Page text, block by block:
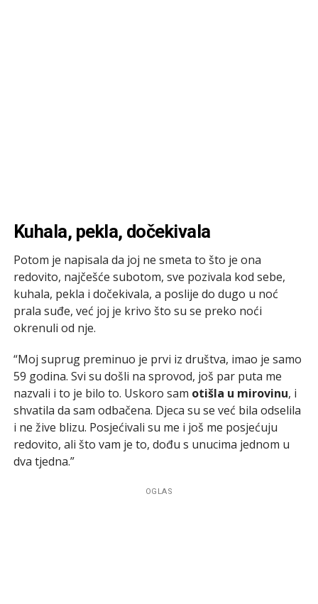
Kuhala, pekla, dočekivala
Potom je napisala da joj ne smeta to što je ona
redovito, najčešće subotom, sve pozivala kod sebe,
kuhala, pekla i dočekivala, a poslije do dugo u noć
prala suđe, već joj je krivo što su se preko noći
okrenuli od nje.
“Moj suprug preminuo je prvi iz društva, imao je samo
59 godina. Svi su došli na sprovod, još par puta me
nazvali i to je bilo to. Uskoro sam otišla u mirovinu, i
shvatila da sam odbačena. Djeca su se već bila odselila
i ne žive blizu. Posjećivali su me i još me posjećuju
redovito, ali što vam je to, dođu s unucima jednom u
dva tjedna.”
OGLAS